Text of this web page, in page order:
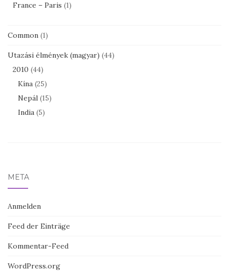
France – Paris (1)
Common (1)
Utazási élmények (magyar) (44)
2010 (44)
Kína (25)
Nepál (15)
India (5)
META
Anmelden
Feed der Einträge
Kommentar-Feed
WordPress.org